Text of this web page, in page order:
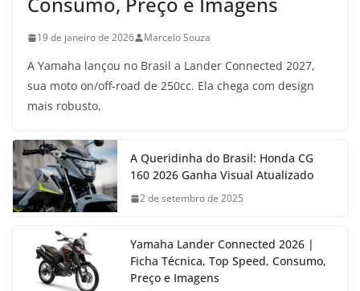
19 de janeiro de 2026 Marcelo Souza
A Yamaha lançou no Brasil a Lander Connected 2027,
sua moto on/off-road de 250cc. Ela chega com design
mais robusto,
A Queridinha do Brasil: Honda CG
160 2026 Ganha Visual Atualizado
2 de setembro de 2025
Yamaha Lander Connected 2026 |
Ficha Técnica, Top Speed, Consumo,
Preço e Imagens